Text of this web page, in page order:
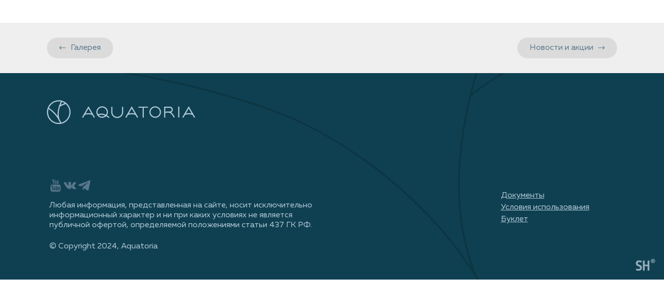
Галерея Новости и акции
Любая информация, представленная на сайте, носит исключительно
информационный характер и ни при каких условиях не является
публичной офертой, определяемой положениями статьи 437 ГК РФ.
© Сopyright 2024, Aquatoria
Документы
Условия использования
Буклет